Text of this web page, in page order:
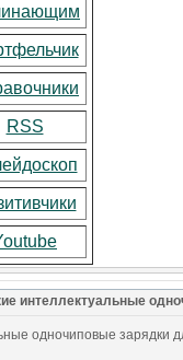
RSS
интеллектуальные
одночиповые зарядки